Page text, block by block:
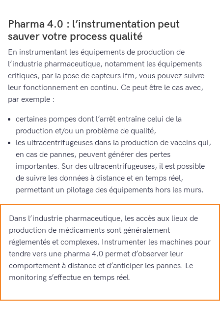
Pharma 4.0 : l’instrumentation peut
sauver votre process qualité
En instrumentant les équipements de production de
l’industrie pharmaceutique, notamment les équipements
critiques, par la pose de capteurs ifm, vous pouvez suivre
leur fonctionnement en continu. Ce peut être le cas avec,
par exemple :
certaines pompes dont l’arrêt entraîne celui de la
production et/ou un problème de qualité,
les ultracentrifugeuses dans la production de vaccins qui,
en cas de pannes, peuvent générer des pertes
importantes. Sur des ultracentrifugeuses, il est possible
de suivre les données à distance et en temps réel,
permettant un pilotage des équipements hors les murs.
Dans l’industrie pharmaceutique, les accès aux lieux de
production de médicaments sont généralement
réglementés et complexes. Instrumenter les machines pour
tendre vers une pharma 4.0 permet d’observer leur
comportement à distance et d’anticiper les pannes. Le
monitoring s’effectue en temps réel.